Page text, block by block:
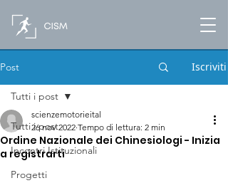
Post Iscriviti
Tutti i post
Incontri Istituzionali
Progetti
Tutti i post
Ordine Nazionale dei Chinesiologi - Inizia
a registrarti
scienzemotorieital
26 nov 2022 Tempo di lettura: 2 min